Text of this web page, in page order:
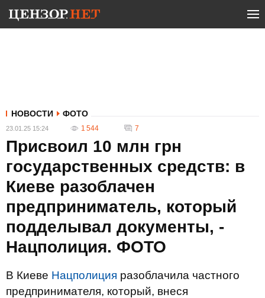
НОВОСТИ ФОТО
23.01.25 15:24 1 544 7
Присвоил 10 млн грн
государственных средств: в
Киеве разоблачен
предприниматель, который
подделывал документы, -
Нацполиция. ФОТО
В Киеве Нацполиция разоблачила частного
предпринимателя, который, внеся